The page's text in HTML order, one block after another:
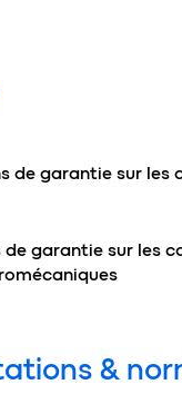
de garantie sur les
de garantie sur les
&